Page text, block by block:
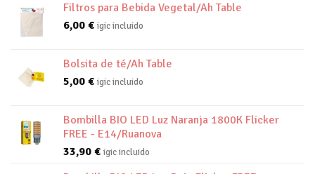
Filtros para Bebida Vegetal/Ah Table
6,00 € igic incluido
Bolsita de té/Ah Table
5,00 € igic incluido
Bombilla BIO LED Luz Naranja 1800K Flicker
FREE - E14/Ruanova
33,90 € igic incluido